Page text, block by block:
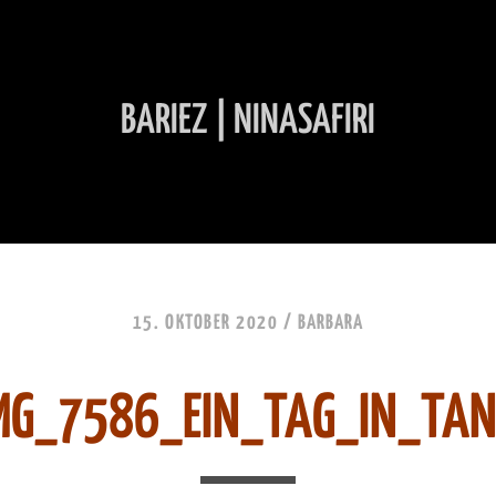
15. OKTOBER 2020 / BARBARA
BARIEZ | NINASAFIRI